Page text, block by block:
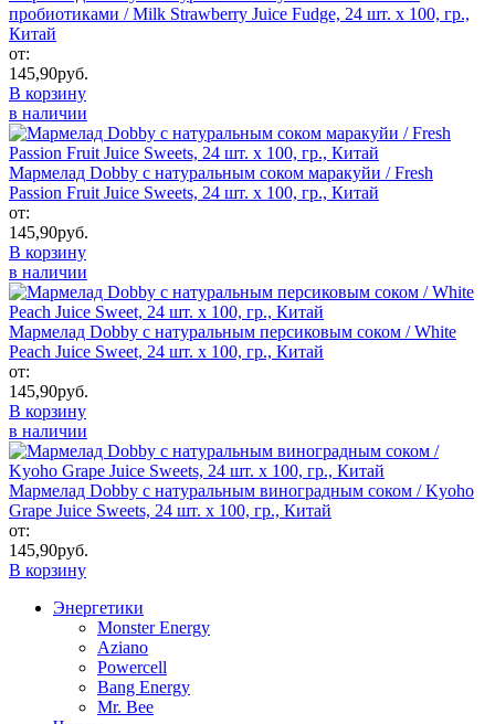
пробиотиками / Milk Strawberry Juice Fudge, 24 шт. x 100, гр.,
Китай
от:
145,90руб.
В корзину
в наличии
Мармелад Dobby с натуральным соком маракуйи / Fresh
Passion Fruit Juice Sweets, 24 шт. x 100, гр., Китай
от:
145,90руб.
В корзину
в наличии
Мармелад Dobby с натуральным персиковым соком / White
Peach Juice Sweet, 24 шт. x 100, гр., Китай
от:
145,90руб.
В корзину
в наличии
Мармелад Dobby с натуральным виноградным соком / Kyoho
Grape Juice Sweets, 24 шт. x 100, гр., Китай
от:
145,90руб.
В корзину
Энергетики
Monster Energy
Aziano
Powercell
Bang Energy
Mr. Bee